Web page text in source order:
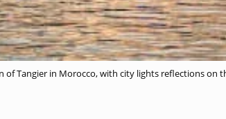
of Tangier in Morocco, with city lights reflections on